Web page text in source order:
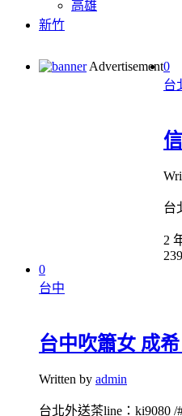
高雄
新竹
Advertisement0
台
台
2
239
0
台中
台中吹簫女 成
Written by admin
台北外送茶line：ki9080